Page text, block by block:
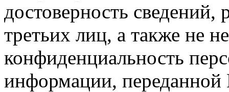
достоверность
третьих лиц, а также не
конфиденциальность
информации, переданной